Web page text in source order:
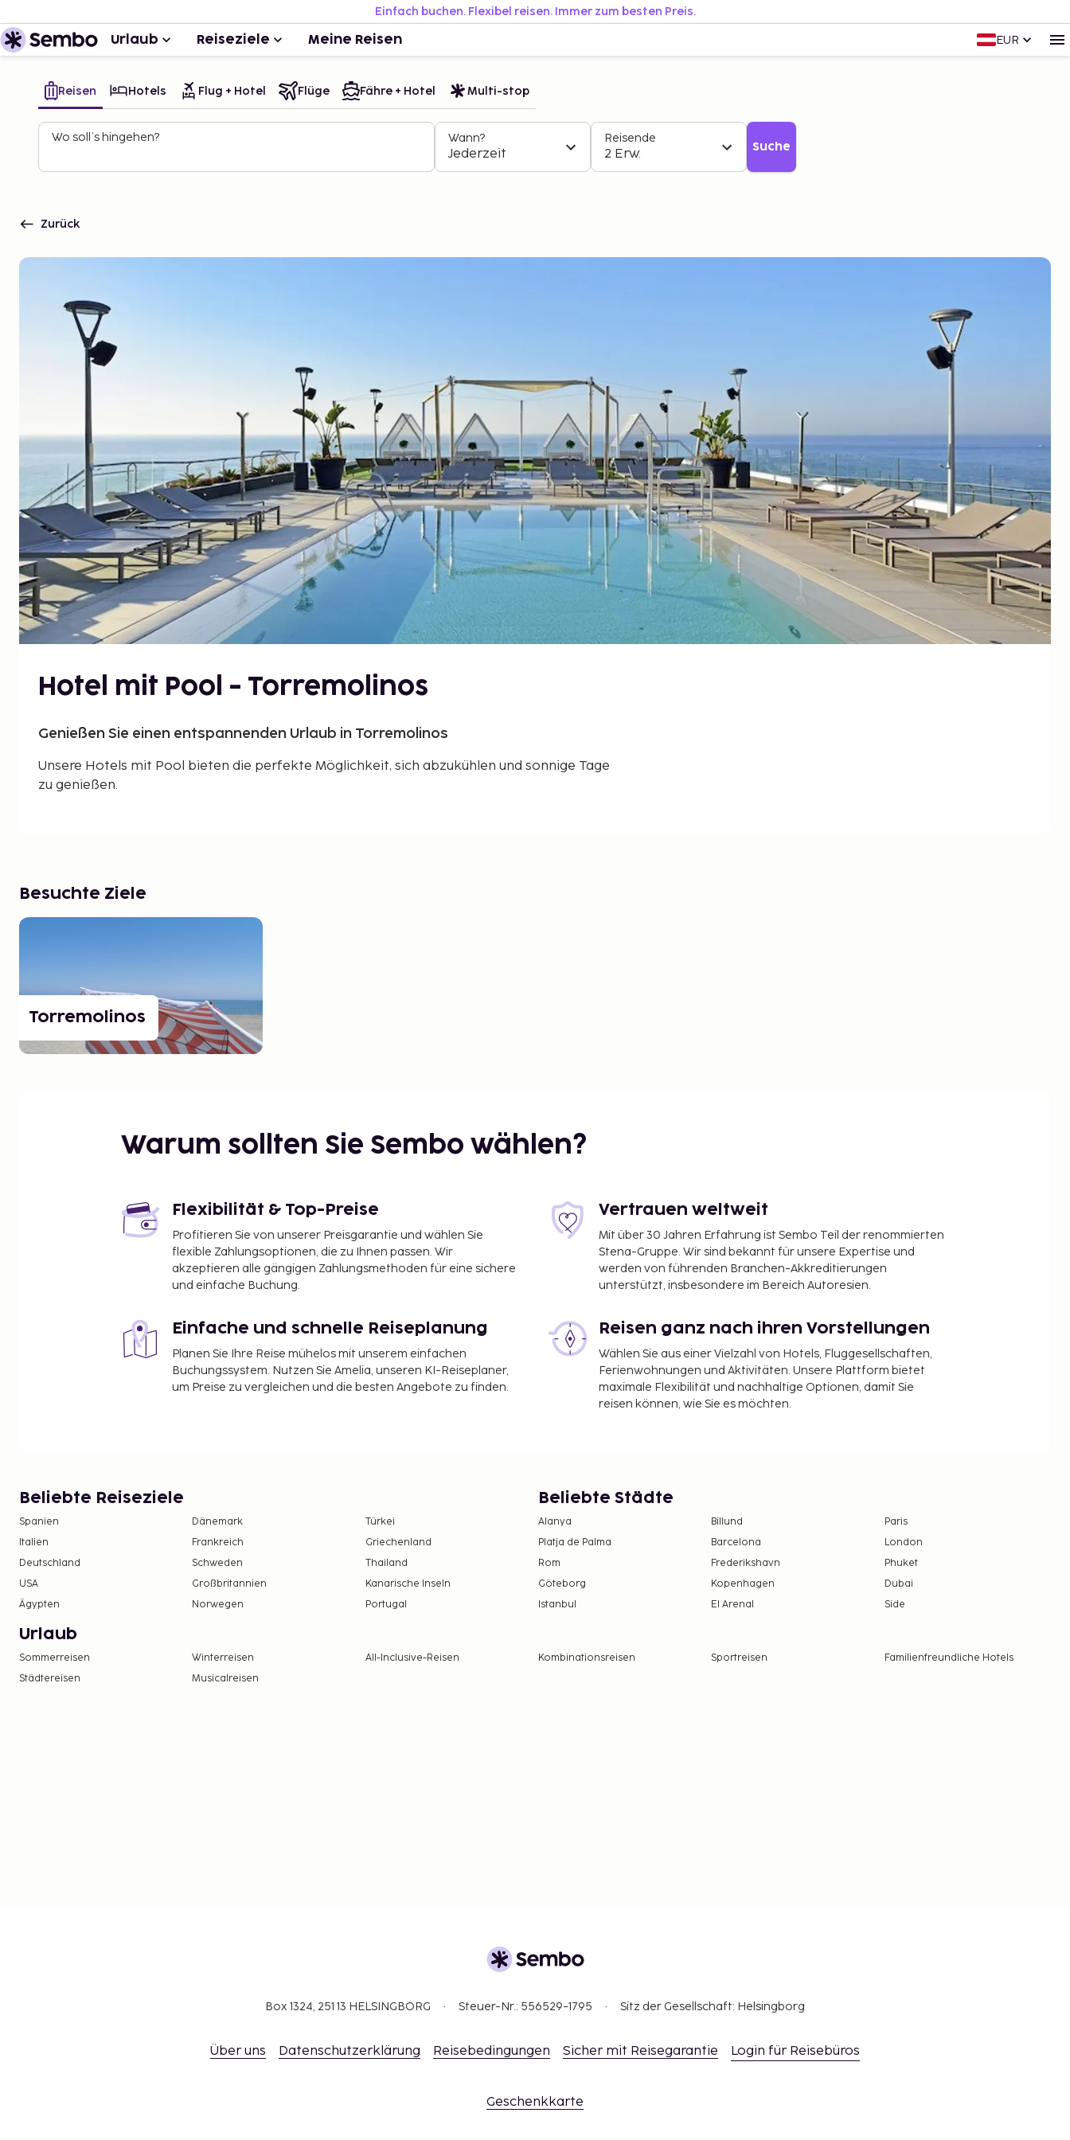
Einfach buchen. Flexibel reisen. Immer zum besten Preis.
Urlaub Reiseziele Meine Reisen EUR
Reisen Hotels Flug + Hotel Flüge Fähre + Hotel Multi-stop
Wo soll’s hingehen? Wann?
Jederzeit
Reisende
2 Erw. Suche
Zurück
Hotel mit Pool - Torremolinos
Genießen Sie einen entspannenden Urlaub in Torremolinos
Unsere Hotels mit Pool bieten die perfekte Möglichkeit, sich abzukühlen und sonnige Tage
zu genießen.
Besuchte Ziele
Torremolinos
Warum sollten Sie Sembo wählen?
Flexibilität & Top-Preise
Profitieren Sie von unserer Preisgarantie und wählen Sie
flexible Zahlungsoptionen, die zu Ihnen passen. Wir
akzeptieren alle gängigen Zahlungsmethoden für eine sichere
und einfache Buchung.
Vertrauen weltweit
Mit über 30 Jahren Erfahrung ist Sembo Teil der renommierten
Stena-Gruppe. Wir sind bekannt für unsere Expertise und
werden von führenden Branchen-Akkreditierungen
unterstützt, insbesondere im Bereich Autoresien.
Einfache und schnelle Reiseplanung
Planen Sie Ihre Reise mühelos mit unserem einfachen
Buchungssystem. Nutzen Sie Amelia, unseren KI-Reiseplaner,
um Preise zu vergleichen und die besten Angebote zu finden.
Reisen ganz nach ihren Vorstellungen
Wählen Sie aus einer Vielzahl von Hotels, Fluggesellschaften,
Ferienwohnungen und Aktivitäten. Unsere Plattform bietet
maximale Flexibilität und nachhaltige Optionen, damit Sie
reisen können, wie Sie es möchten.
Beliebte Reiseziele
Spanien Dänemark
Türkei
Italien
Frankreich
Griechenland
Deutschland
Schweden
Thailand
USA
Großbritannien
Kanarische Inseln
Ägypten
Norwegen Portugal
Beliebte Städte
Alanya Billund
Paris
Platja de Palma
Barcelona
London
Rom
Frederikshavn
Phuket
Göteborg
Kopenhagen
Dubai
Istanbul
El Arenal Side
Urlaub
Sommerreisen Winterreisen All-Inclusive-Reisen Kombinationsreisen Sportreisen
Familienfreundliche Hotels
Städtereisen
Musicalreisen
Box 1324, 251 13 HELSINGBORG Steuer-Nr.: 556529-1795 Sitz der Gesellschaft: Helsingborg
Über uns Datenschutzerklärung Reisebedingungen Sicher mit Reisegarantie Login für Reisebüros
Geschenkkarte